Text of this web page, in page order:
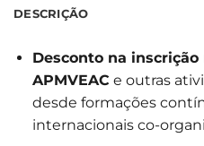
DESCRIÇÃO
Desconto na inscrição
APMVEAC e outras
desde formações
internacionais co-